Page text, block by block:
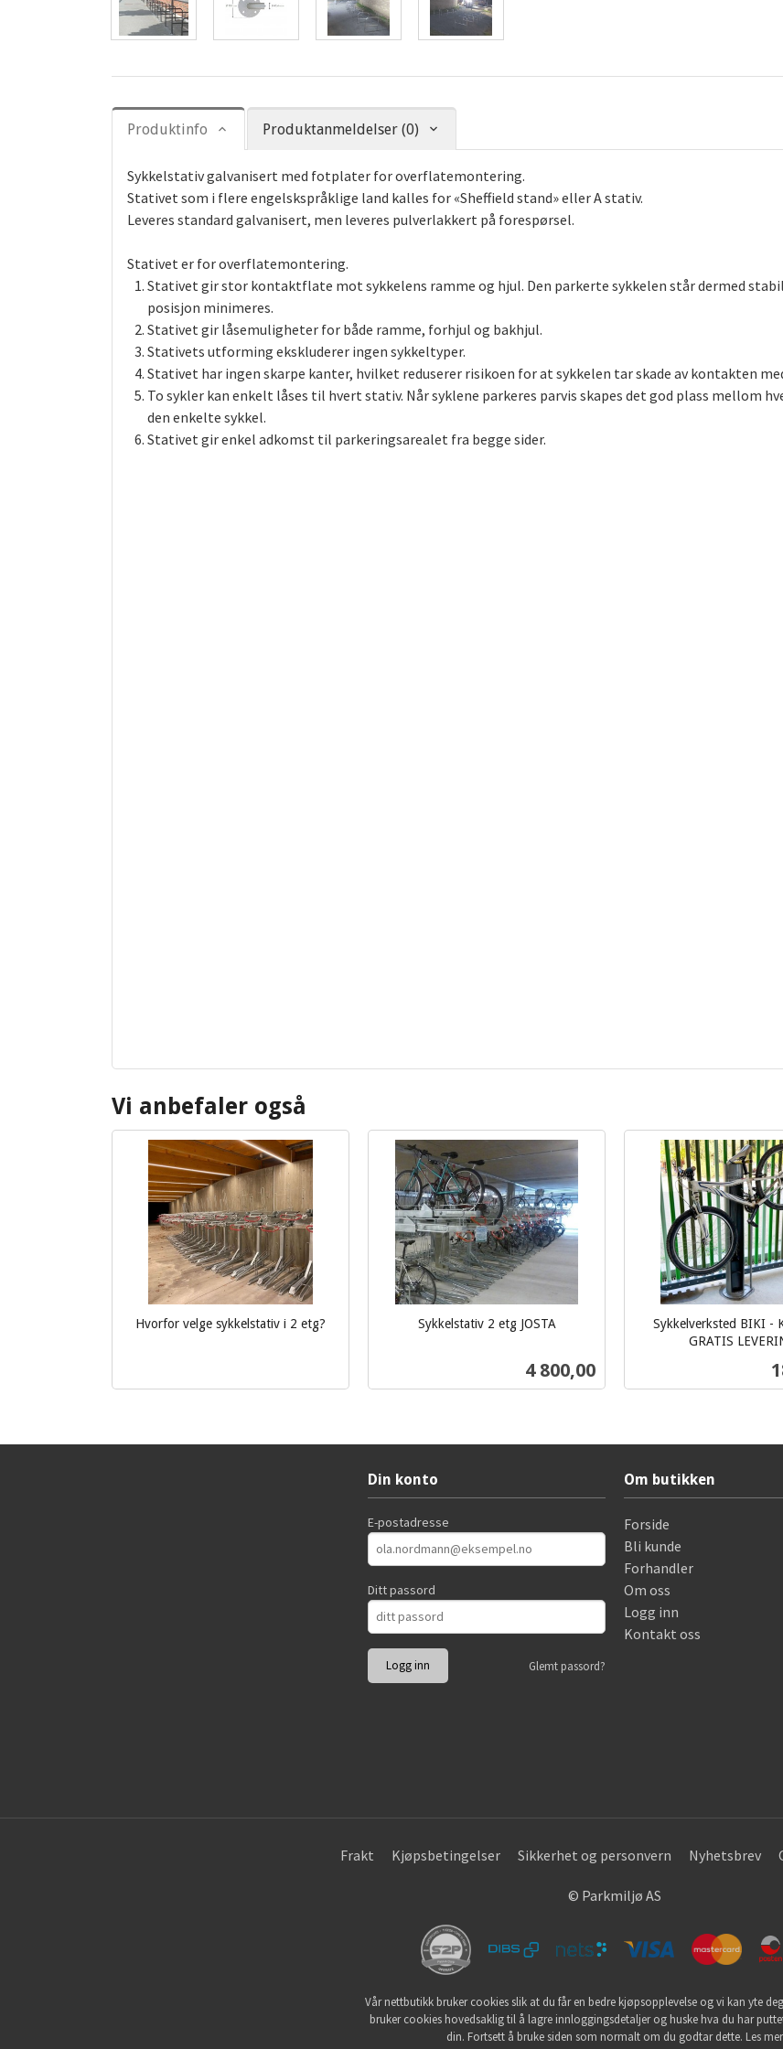
Produktinfo Produktanmeldelser (0)
Sykkelstativ galvanisert med fotplater for overflatemontering.
Stativet som i flere engelskspråklige land kalles for «Sheffield stand» eller A stativ.
Leveres standard galvanisert, men leveres pulverlakkert på forespørsel.
Stativet er for overflatemontering.
Stativet gir stor kontaktflate mot sykkelens ramme og hjul. Den parkerte sykkelen står dermed
posisjon minimeres.
Stativet gir låsemuligheter for både ramme, forhjul og bakhjul.
Stativets utforming ekskluderer ingen sykkeltyper.
Stativet har ingen skarpe kanter, hvilket reduserer risikoen for at sykkelen tar skade av kontakten
To sykler kan enkelt låses til hvert stativ. Når syklene parkeres parvis skapes det god plass mellom
den enkelte sykkel.
Stativet gir enkel adkomst til parkeringsarealet fra begge sider.
Vi anbefaler også
Hvorfor velge sykkelstativ i 2 etg? Sykkelstativ 2 etg JOSTA
Pris
4 800,00
Sykkelverksted BIKI -
GRATIS
Din konto
E-postadresse
Ditt passord
Glemt passord?
Om butikken
Forside
Bli kunde
Forhandler
Om oss
Logg inn
Kontakt oss
Frakt Kjøpsbetingelser Sikkerhet og personvern Nyhetsbrev
© Parkmiljø AS
Vår nettbutikk bruker cookies slik at du får en bedre kjøpsopplevelse og vi kan yte
bruker cookies hovedsaklig til å lagre innloggingsdetaljer og huske hva du har
din. Fortsett å bruke siden som normalt om du godtar dette. Les mer